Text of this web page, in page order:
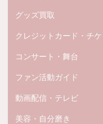
グッズ買取
クレジットカード・チ
コンサート・舞台
ファン活動ガイド
動画配信・テレビ
美容・自分磨き